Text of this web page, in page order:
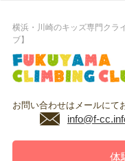
横浜・川崎のキッズ専門クラ
ブ】
お問い合わせはメールにて
info@f-
体